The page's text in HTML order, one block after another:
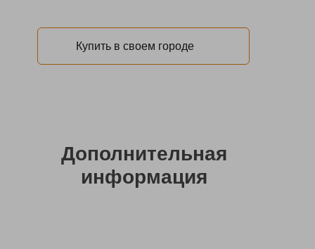
Купить в своем городе
Дополнительная
информация